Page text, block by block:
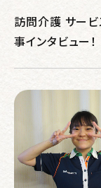
訪問介護 サー
事インタビュー！